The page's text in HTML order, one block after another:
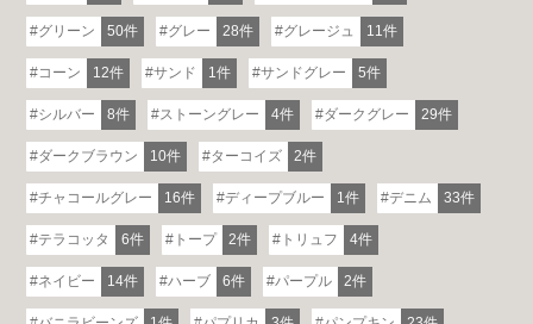
グリーン 50件 グレー 28件 グレージュ 11件
コーン 12件 サンド 1件 サンドグレー 5件
シルバー 8件 ストーングレー 4件 ダークグレー 29件
ダークブラウン 10件 ターコイズ 2件
チャコールグレー 16件 ディープブルー 1件 デニム 33件
テラコッタ 6件 トープ 2件 トリュフ 4件
ネイビー 14件 ハーブ 6件 パープル 2件